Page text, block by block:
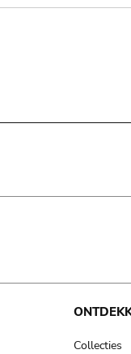
Collecties